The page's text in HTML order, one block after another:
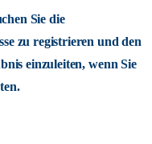
Sie die
zu registrieren und den
einzuleiten, wenn Sie